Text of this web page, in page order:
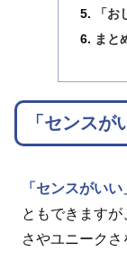
「
まと
「センスが
「センスがいい
ともできます
さやユニークさ